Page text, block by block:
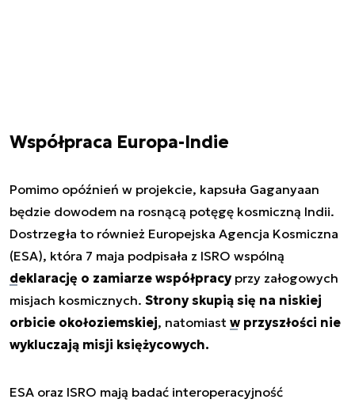
Współpraca Europa-Indie
Pomimo opóźnień w projekcie, kapsuła Gaganyaan
będzie dowodem na rosnącą potęgę kosmiczną Indii.
Dostrzegła to również Europejska Agencja Kosmiczna
(ESA), która 7 maja podpisała z ISRO wspólną
deklarację o zamiarze współpracyprzy załogowych
misjach kosmicznych. Strony skupią się na niskiej
orbicie okołoziemskiej, natomiast w przyszłości nie
wykluczają misji księżycowych.
ESA oraz ISRO mają badać interoperacyjność